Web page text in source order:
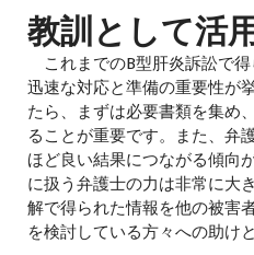
教訓として活
これまでのB型肝炎訴訟で得
迅速な対応と準備の重要性が
たら、まずは必要書類を集め
ることが重要です。また、弁
ほど良い結果につながる傾向
に扱う弁護士の力は非常に大
解で得られた情報を他の被害
を検討している方々への助け